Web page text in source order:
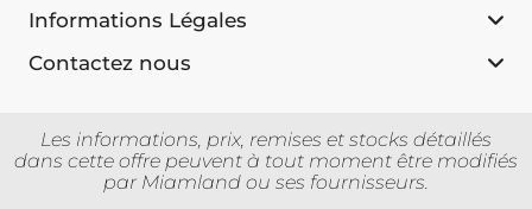
Informations Légales
Contactez nous
Les informations, prix, remises et stocks détaillés
dans cette offre peuvent à tout moment être modifiés
par Miamland ou ses fournisseurs.